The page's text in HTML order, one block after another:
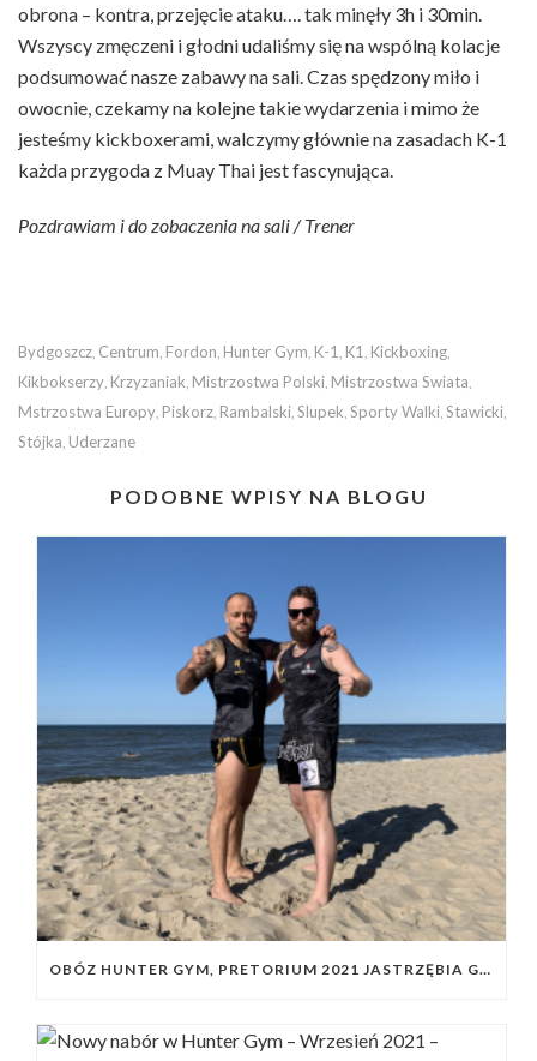
obrona – kontra, przejęcie ataku…. tak minęły 3h i 30min.
Wszyscy zmęczeni i głodni udaliśmy się na wspólną kolacje
podsumować nasze zabawy na sali. Czas spędzony miło i
owocnie, czekamy na kolejne takie wydarzenia i mimo że
jesteśmy kickboxerami, walczymy głównie na zasadach K-1
każda przygoda z Muay Thai jest fascynująca.
Pozdrawiam i do zobaczenia na sali / Trener
Bydgoszcz Centrum Fordon Hunter Gym K-1 K1 Kickboxing
Kikbokserzy Krzyzaniak Mistrzostwa Polski Mistrzostwa Swiata
Mstrzostwa Europy Piskorz Rambalski Slupek Sporty Walki Stawicki
Stójka Uderzane
PODOBNE WPISY NA BLOGU
OBÓZ HUNTER GYM, PRETORIUM 2021 JASTRZĘBIA GÓRA